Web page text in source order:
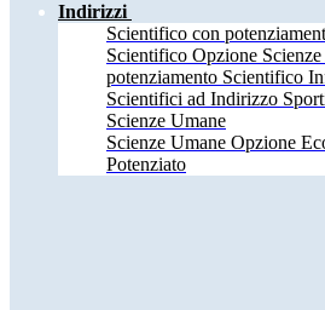
Indirizzi
Scientifico con
Scientifico Opzione
potenziamento Scientifico
Scientifici ad Indirizzo
Scienze Umane
Scienze Umane Opzione
Potenziato